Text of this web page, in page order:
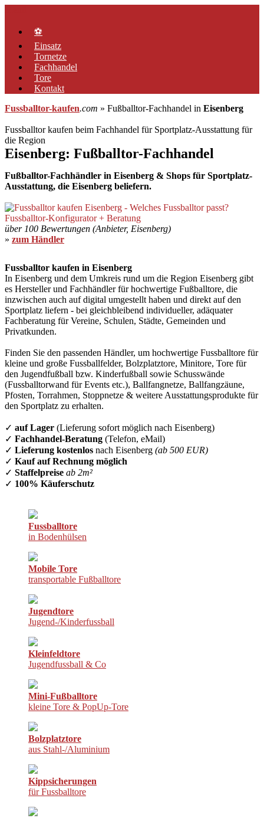
springen⚽
Einsatz
Tornetze
Fachhandel
Tore
Kontakt
Fussballtor-kaufen.com » Fußballtor-Fachhandel in Eisenberg
Fussballtor kaufen beim Fachhandel für Sportplatz-Ausstattung für
die Region
Eisenberg: Fußballtor-Fachhandel
Fußballtor-Fachhändler in Eisenberg & Shops für Sportplatz-
Ausstattung, die Eisenberg beliefern.
über 100 Bewertungen (Anbieter, Eisenberg)
» zum Händler
Fussballtor kaufen in Eisenberg
In Eisenberg und dem Umkreis rund um die Region Eisenberg gibt
es Hersteller und Fachhändler für hochwertige Fußballtore, die
inzwischen auch auf digital umgestellt haben und direkt auf den
Sportplatz liefern - bei gleichbleibend individueller, adäquater
Fachberatung für Vereine, Schulen, Städte, Gemeinden und
Privatkunden.
Finden Sie den passenden Händler, um hochwertige Fussballtore für
kleine und große Fussballfelder, Bolzplatztore, Minitore, Tore für
den Jugendfußball bzw. Kinderfußball sowie Schusswände
(Fussballtorwand für Events etc.), Ballfangnetze, Ballfangzäune,
Pfosten, Torrahmen, Stoppnetze & weitere Ausstattungsprodukte für
den Sportplatz zu erhalten.
✓ auf Lager (Lieferung sofort möglich nach Eisenberg)
✓ Fachhandel-Beratung (Telefon, eMail)
✓ Lieferung kostenlos nach Eisenberg (ab 500 EUR)
✓ Kauf auf Rechnung möglich
✓ Staffelpreise ab 2m²
✓ 100% Käuferschutz
Fussballtore
in Bodenhülsen
Mobile Tore
transportable Fußballtore
Jugendtore
Jugend-/Kinderfussball
Kleinfeldtore
Jugendfussball & Co
Mini-Fußballtore
kleine Tore & PopUp-Tore
Bolzplatztore
aus Stahl-/Aluminium
Kippsicherungen
für Fussballtore